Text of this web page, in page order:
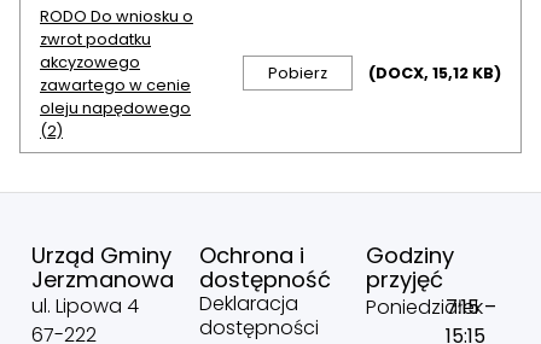
RODO Do wniosku o
zwrot podatku
akcyzowego
zawartego w cenie
oleju napędowego
(2)
Pobierz (DOCX, 15,12 KB)
Urząd Gminy
Jerzmanowa
ul. Lipowa 4
67-222
Ochrona i
dostępność
Deklaracja
dostępności
Godziny
przyjęć
Poniedziałek
7:15 –
15:15